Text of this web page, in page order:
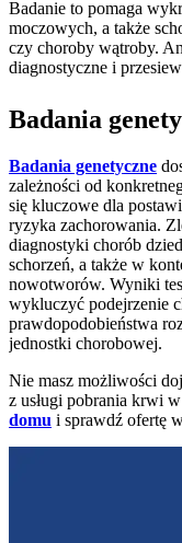
Badanie to pomaga
moczowych, a także
czy choroby wątroby.
diagnostyczne i
Badania
Badania genetyczne
zależności od
się kluczowe dla
ryzyka zachorowania.
diagnostyki chorób
schorzeń, a także w
nowotworów. Wyniki
wykluczyć podejrzenie
prawdopodobieństwa
jednostki chorobowej.
Nie masz możliwości
z usługi pobrania krwi
domu i sprawdź ofertę